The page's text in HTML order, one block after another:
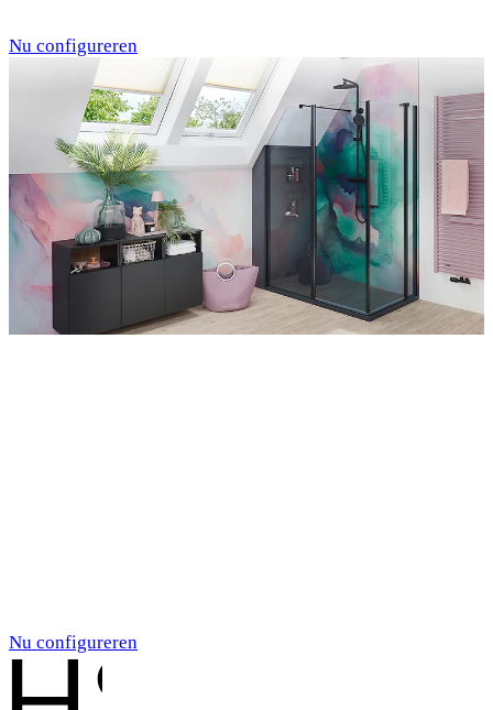
Nu configureren
Nu configureren